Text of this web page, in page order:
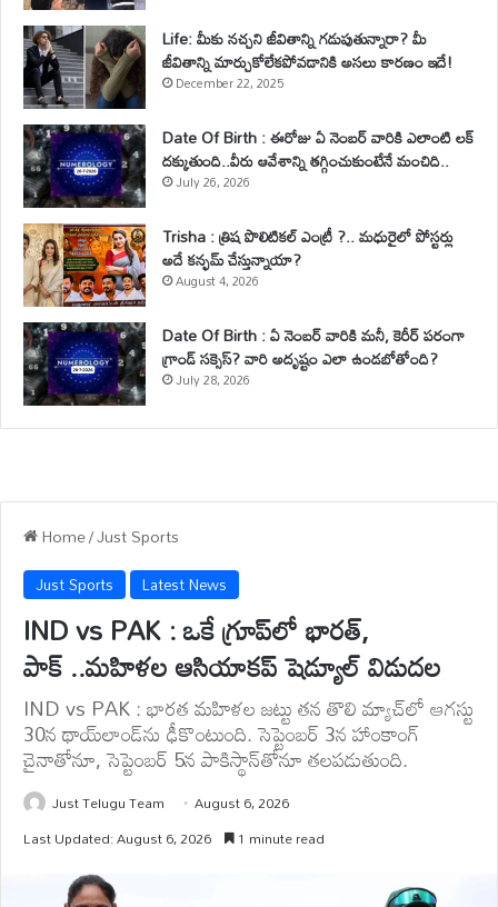
Life: మీకు నచ్చని జీవితాన్ని గడుపుతున్నారా? మీ
జీవితాన్ని మార్చుకోలేకపోవడానికి అసలు కారణం ఇదే!
December 22, 2025
Date Of Birth : ఈరోజు ఏ నెంబర్ వారికి ఎలాంటి లక్
దక్కుతుంది..వీరు ఆవేశాన్ని తగ్గించుకుంటేనే మంచిది..
July 26, 2026
Trisha : త్రిష పొలిటికల్ ఎంట్రీ ?.. మధురైలో పోస్టర్లు
అదే కన్ఫమ్ చేస్తున్నాయా?
August 4, 2026
Date Of Birth : ఏ నెంబర్ వారికి మనీ, కెరీర్ పరంగా
గ్రాండ్ సక్సెస్? వారి అదృష్టం ఎలా ఉండబోతోంది?
July 28, 2026